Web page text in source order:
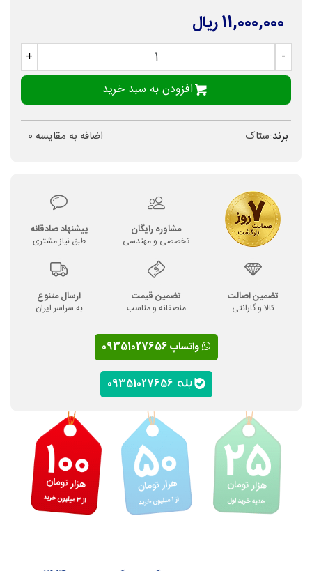
11,000,000 ریال
-
+
افزودن به سبد خرید
برند:ستاک اضافه به مقایسه 0
مشاوره رایگان
تخصصی و مهندسی
پیشنهاد صادقانه
طبق نیاز مشتری
تضمین اصالت
کالا و گارانتی
تضمین قیمت
منصفانه و مناسب
ارسال متنوع
به سراسر ایران
واتساپ 09351027656